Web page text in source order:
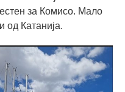
за Комисо. Мало
од Катанија.